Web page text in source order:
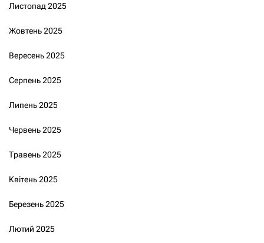
Листопад 2025
Жовтень 2025
Вересень 2025
Серпень 2025
Липень 2025
Червень 2025
Травень 2025
Квітень 2025
Березень 2025
Лютий 2025